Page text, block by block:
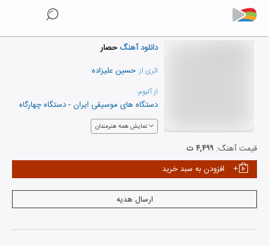
دانلود آهنگحصار
اثری از: حسین علیزاده
از آلبوم:
دستگاه های موسیقی ایران - دستگاه چهارگاه
نمایش همه هنرمندان
قیمت آهنگ: ۴,۴۹۹ ت
افزودن به سبد خرید
ارسال هدیه